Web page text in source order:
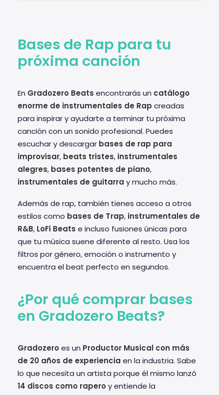
Bases de Rap para tu
próxima canción
En Gradozero Beats encontrarás un catálogo
enorme de instrumentales de Rap creadas
para inspirar y ayudarte a terminar tu próxima
canción con un sonido profesional. Puedes
escuchar y descargar bases de rap para
improvisar, beats tristes, instrumentales
alegres, bases potentes de piano,
instrumentales de guitarra y mucho más.
Además de rap, también tienes acceso a otros
estilos como bases de Trap, instrumentales de
R&B, LoFi Beats e incluso fusiones únicas para
que tu música suene diferente al resto. Usa los
filtros por género, emoción o instrumento y
encuentra el beat perfecto en segundos.
¿Por qué comprar bases
en Gradozero Beats?
Gradozero es un Productor Musical con más
de 20 años de experiencia en la industria. Sabe
lo que necesita un artista porque él mismo lanzó
14 discos como rapero y entiende la